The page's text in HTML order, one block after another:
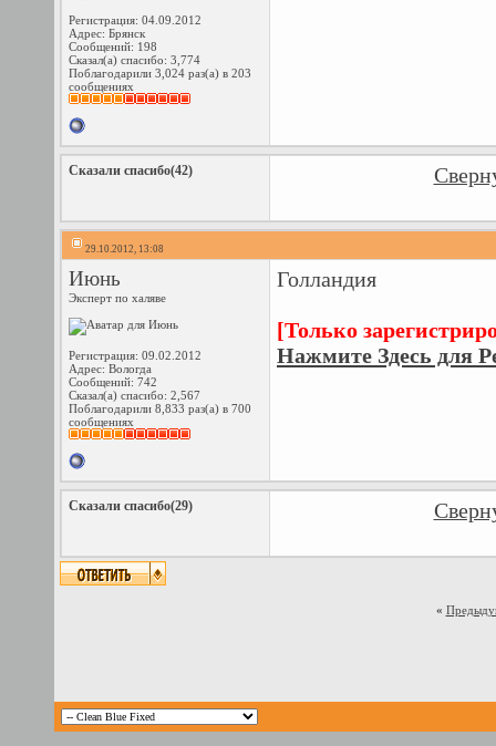
Регистрация: 04.09.2012
Адрес: Брянск
Сообщений: 198
Сказал(а) спасибо: 3,774
Поблагодарили 3,024 раз(а) в 203
сообщениях
Сказали спасибо(42)
29.10.2012, 13:08
Июнь
Эксперт по халяве
Регистрация: 09.02.2012
Адрес: Вологда
Сообщений: 742
Сказал(а) спасибо: 2,567
Поблагодарили 8,833 раз(а) в 700
сообщениях
Голландия
[Только
Нажмите Здесь для
Сказали спасибо(29)
«